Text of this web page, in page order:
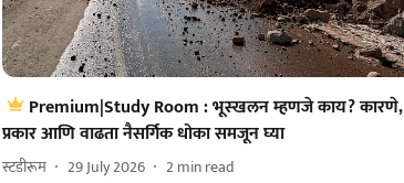
Premium|Study Room : भूस्खलन म्हणजे काय? कारणे,
प्रकार आणि वाढता नैसर्गिक धोका समजून घ्या
स्टडीरूम 29 July 2026 2min read